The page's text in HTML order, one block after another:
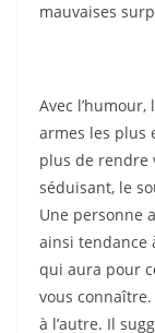
mauvaises
Avec
armes les plus
plus de rendre
séduisant, le
Une personne
ainsi tendance
qui aura pour
vous
à l’autre. Il